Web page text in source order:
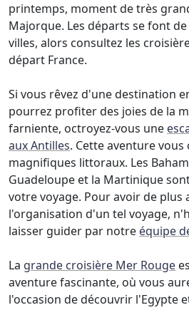
printemps, moment de très
Majorque. Les départs se font
villes, alors consultez les
départ France.
Si vous rêvez d'une destination
pourrez profiter des joies de la
farniente, octroyez-vous une
aux Antilles. Cette aventure
magnifiques littoraux. Les
Guadeloupe et la Martinique
votre voyage. Pour avoir de plus
l'organisation d'un tel voyage,
laisser guider par notre équipe
La grande croisière Mer Rouge
aventure fascinante, où vous
l'occasion de découvrir l'Egypte